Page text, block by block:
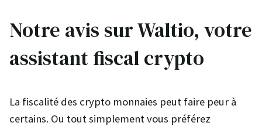
Notre avis sur Waltio, votre
assistant fiscal crypto
La fiscalité des crypto monnaies peut faire peur à
certains. Ou tout simplement vous préférez